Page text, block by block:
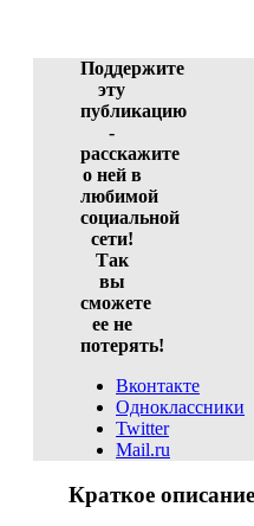
Поддержите
эту
публикацию
-
расскажите
о ней в
любимой
социальной
сети!
Так
вы
сможете
ее не
потерять!
Вконтакте
Одноклассники
Twitter
Mail.ru
Краткое описание